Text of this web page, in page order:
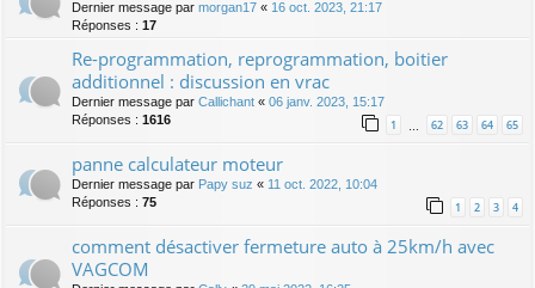
Dernier message par morgan17 « 16 oct. 2023, 21:17
Réponses : 17
Re-programmation, reprogrammation, boitier
additionnel : discussion en vrac
Dernier message par Callichant « 06 janv. 2023, 15:17
Réponses : 1616 1 62 63 64 65
panne calculateur moteur
Dernier message par Papy suz « 11 oct. 2022, 10:04
Réponses : 75 1 2 3 4
comment désactiver fermeture auto à 25km/h avec
VAGCOM